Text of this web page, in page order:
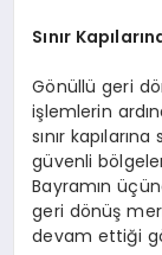
Sınır
Gönüllü geri
işlemlerin
sınır
güvenli
Bayramın
geri dönüş
devam ettiği